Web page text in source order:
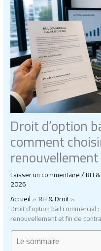
Droit d’option
comment
Laisser un commentaire/RH
2026
Accueil
RH & Droit
Droit d’option bail commercial
renouvellement et fin de
Le sommaire